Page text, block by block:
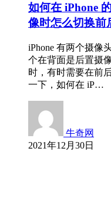
如何在 iPhone
像时怎么切换前
iPhone 有两个摄像
个在背面是后置摄
时，有时需要在前
一下，如何在 iP…
牛奇网
2021年12月30日